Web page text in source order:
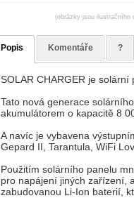
(obrázky jsou ilustračního
Popis Komentáře ?
SOLAR CHARGER je
Tato nová generace
akumulátorem o kapacitě 8
A navíc je vybavena
Gepard II, Tarantula, WiFi
Použitím solárního panelu
pro napájení jiných zařízení,
zabudovanou Li-Ion baterií,